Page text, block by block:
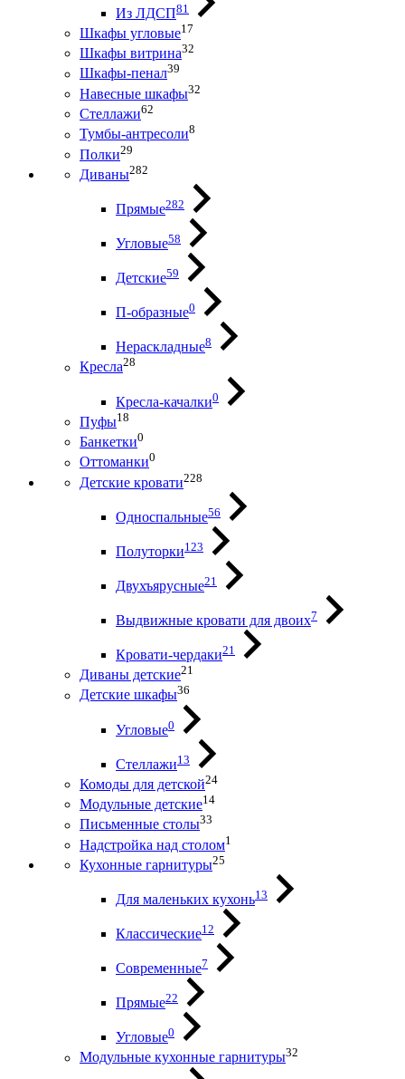
Из ЛДСП81
Шкафы угловые17
Шкафы витрина32
Шкафы-пенал39
Навесные шкафы32
Стеллажи62
Тумбы-антресоли8
Полки29
Диваны282
Прямые282
Угловые58
Детские59
П-образные0
Нераскладные8
Кресла28
Кресла-качалки0
Пуфы18
Банкетки0
Оттоманки0
Детские кровати228
Односпальные56
Полуторки123
Двухъярусные21
Выдвижные кровати для двоих7
Кровати-чердаки21
Диваны детские21
Детские шкафы36
Угловые0
Стеллажи13
Комоды для детской24
Модульные детские14
Письменные столы33
Надстройка над столом1
Кухонные гарнитуры25
Для маленьких кухонь13
Классические12
Современные7
Прямые22
Угловые0
Модульные кухонные гарнитуры32